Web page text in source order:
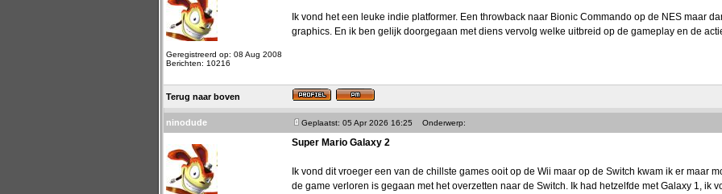
Geregistreerd op: 08 Aug 2008
Berichten: 10216
Ik vond het een leuke indie platformer. Een throwback naar Bionic Commando op de NES maar
graphics. En ik ben gelijk doorgegaan met diens vervolg welke uitbreid op de gameplay en de
Terug naar boven
ninodude Geplaatst: 05 Apr 2026 16:25 Onderwerp:
Super Mario Galaxy 2
Ik vond dit vroeger een van de chillste games ooit op de Wii maar op de Switch kwam ik er maar
de game verloren is gegaan met het overzetten naar de Switch. Ik had hetzelfde met Galaxy 1, ik